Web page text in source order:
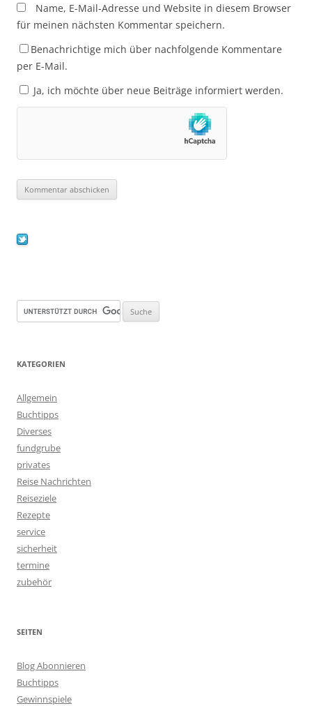
Name, E-Mail-Adresse und Website in diesem Browser
für meinen nächsten Kommentar speichern.
Benachrichtige mich über nachfolgende Kommentare
per E-Mail.
Ja, ich möchte über neue Beiträge informiert werden.
KATEGORIEN
Allgemein
Buchtipps
Diverses
fundgrube
privates
Reise Nachrichten
Reiseziele
Rezepte
service
sicherheit
termine
zubehör
SEITEN
Blog Abonnieren
Buchtipps
Gewinnspiele